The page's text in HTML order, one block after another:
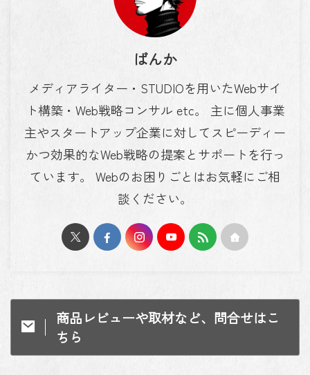
ばんか
メディアライター・STUDIOを用いたWebサイ
ト構築・Web戦略コンサル etc。 主に個人事業
主やスタートアップ企業に対してスピーディー
かつ効果的なWeb戦略の提案とサポートを行っ
ています。 Webのお困りごとはお気軽にご相
談ください。
商品レビューや取材など、問合せはこ
ちら